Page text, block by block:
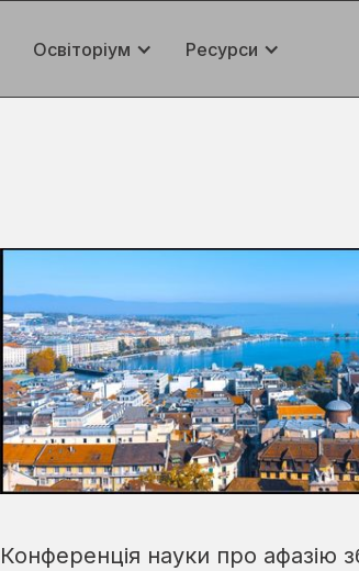
Освіторіум Ресурси
Конференція науки про афазію